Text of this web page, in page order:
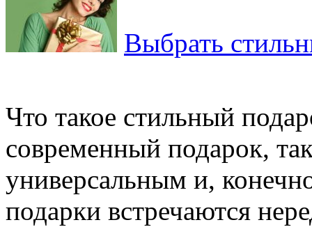
Выбрать
Что такое стильный
современный подарок,
универсальным и,
подарки встречаются